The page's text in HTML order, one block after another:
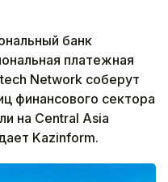
банк
платежная
Network соберут
финансового сектора
на Central Asia
Kazinform.